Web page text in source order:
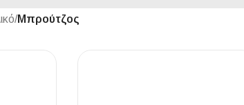
/Μπρούτζος